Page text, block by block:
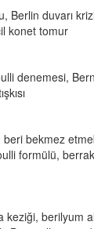
Berlin duvarı
konet tomur
denemesi,
bekmez
formülü,
berilyum